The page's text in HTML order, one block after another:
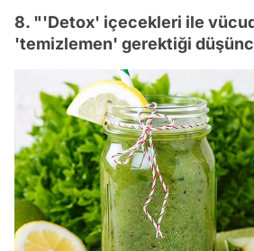
8. "'Detox' içecekleri ile
'temizlemen' gerektiği